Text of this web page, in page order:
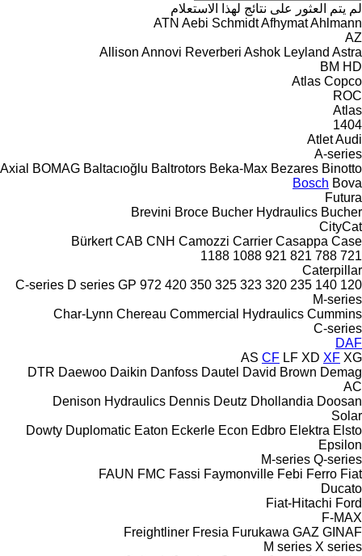
لم يتم العثور على نتائج لهذا الاستعلام
ATN Aebi SchmidtAfhymatAhlmann
AZ
Allison Annovi Reverberi Ashok Leyland Astra
BM HD
Atlas Copco
ROC
Atlas
1404
AtletAudi
A-series
Axial
BOMAG Baltacıoğlu Baltrotors Beka-Max Bezares Binotto
Bosch Bova
Futura
Brevini Broce Bucher Hydraulics Bucher
CityCat
Bürkert CAB CNH Camozzi Carrier Casappa Case
721
788
821
921
1088
1188
Caterpillar
120
140
235
320
323
325
350
420
972
C-series D series GP
M-series
Char-Lynn Chereau Commercial Hydraulics Cummins
C-series
DAF
AS CF LF XD XF XG
DTR Daewoo Daikin Danfoss Dautel David Brown Demag
AC
Denison Hydraulics Dennis Deutz Dhollandia Doosan
Solar
Dowty Duplomatic Eaton Eckerle Econ Edbro Elektra Elsto
Epsilon
M-series Q-series
FAUN FMC Fassi Faymonville Febi Ferro Fiat
Ducato
Fiat-Hitachi Ford
F-MAX
Freightliner Fresia Furukawa GAZ GINAF
M series X series